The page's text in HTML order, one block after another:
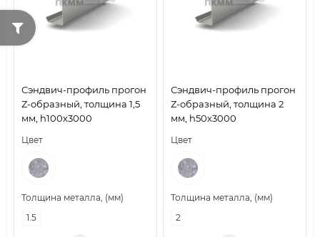
Сэндвич-профиль прогон
Z-образный, толщина 1,5
мм, h100х3000
Цвет
Толщина металла, (мм)
1.5
Сэндвич-профиль прогон
Z-образный, толщина 2
мм, h50х3000
Цвет
Толщина металла, (мм)
2